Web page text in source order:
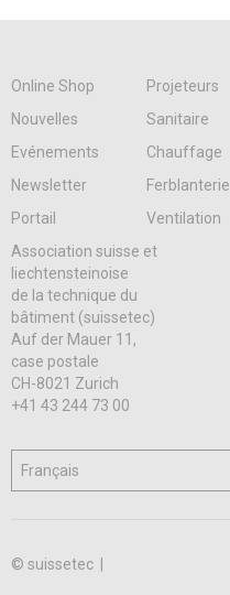
Online Shop
Projeteurs
Nouvelles
Sanitaire
Evénements
Chauffage
Newsletter
Ferblanterie
Portail
Ventilation
Association suisse et
liechtensteinoise
de la technique du
bâtiment (suissetec)
Auf der Mauer 11,
case postale
CH-8021 Zurich
+41 43 244 73 00
© suissetec |